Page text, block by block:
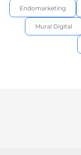
Endomarketing
Mural Digital